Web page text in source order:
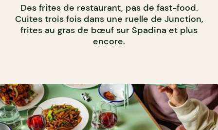
Des frites de restaurant, pas de fast-food.
Cuites trois fois dans une ruelle de Junction,
frites au gras de bœuf sur Spadina et plus
encore.